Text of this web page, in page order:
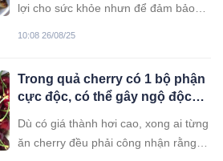
lợi cho sức khỏe nhưn để đảm bảo
10:08 26/08/25
Trong quả cherry có 1 bộ phận
cực độc, có thể gây ngộ độc
Dù có giá thành hơi cao, xong ai từng
ăn cherry đều phải công nhận rằng